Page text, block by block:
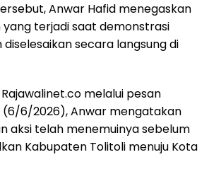
Anwar Hafid menegaskan
terjadi saat demonstrasi
secara langsung di
melalui pesan
(6/6/2026), Anwar mengatakan
aksi telah menemuinya sebelum
Kabupaten Tolitoli menuju Kota